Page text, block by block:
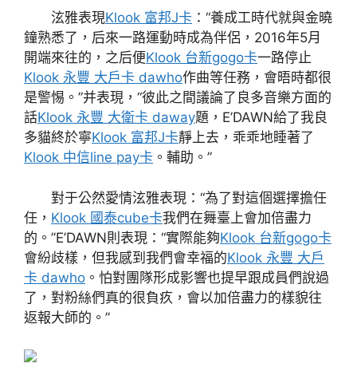
泫雅表現Klook 富邦J卡 ：“養成工時代就與金曉
鐘熟悉了，后來一路運動時成為伴侶，2016年5月
開端來往的，之后便Klook 台新gogo卡一路停止
Klook 永豐 大戶卡 dawho作曲等任務，會晤時都很
是警惕。”并表現，“彼此之間議論了良多音樂方面的
話Klook 永豐 大衛卡 daway題，E’DAWN給了我良
多貓終於寧Klook 富邦J卡靜上去，乖乖地睡著了
Klook 中信line pay卡 。輔助。”
對于公然愛情泫雅表現：“為了對這個選擇擔任
任， Klook 國泰cube卡我們在舞臺上會加倍盡力
的。”E’DAWN則表現：“實際能夠Klook 台新gogo卡
會紛歧樣，但我感到我們會幸福的Klook 永豐 大戶
卡 dawho 。怕對團隊形成影響也提早跟成員們說過
了，對粉絲們真的很負疚，會以加倍盡力的樣貌往
返報大師的。”